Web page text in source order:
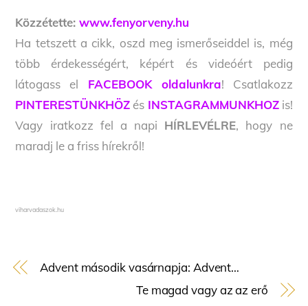
Közzétette:www.fenyorveny.hu
Ha tetszett a cikk, oszd meg ismerőseiddel is, még
több érdekességért, képért és videóért pedig
látogass el FACEBOOK oldalunkra! Csatlakozz
PINTERESTÜNKHÖZ és INSTAGRAMMUNKHOZis!
Vagy iratkozz fel a napi HÍRLEVÉLRE, hogy ne
maradj le a friss hírekről!
viharvadaszok.hu
Advent második vasárnapja: Advent…
Te magad vagy az az erő